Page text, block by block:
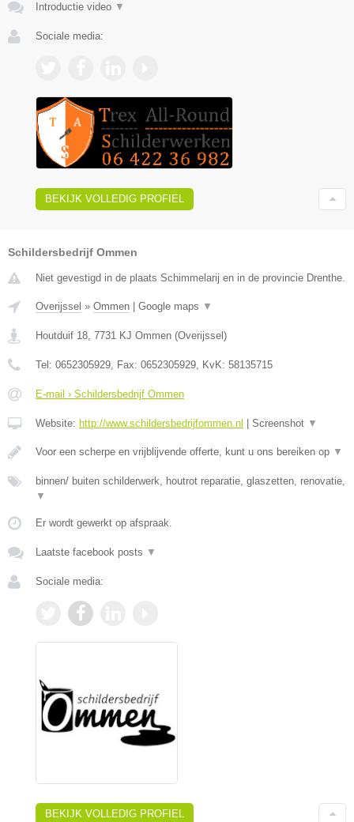
Introductie video ▼
Sociale media:
BEKIJK VOLLEDIG PROFIEL
Schildersbedrijf Ommen
Niet gevestigd in de plaats Schimmelarij en in de provincie Drenthe.
Overijssel » Ommen Google maps ▼
Houtduif 18 7731 KJ Ommen (Overijssel )
Tel: 0652305929 , Fax: 0652305929 , KvK: 58135715
E-mail › Schildersbedrijf Ommen
Website: http://www.schildersbedrijfommen.nl Screenshot ▼
Voor een scherpe en vrijblijvende offerte, kunt u ons bereiken op ▼
binnen/ buiten schilderwerk, houtrot reparatie, glaszetten, renovatie,
▼
Er wordt gewerkt op afspraak.
Laatste facebook posts ▼
Sociale media:
BEKIJK VOLLEDIG PROFIEL